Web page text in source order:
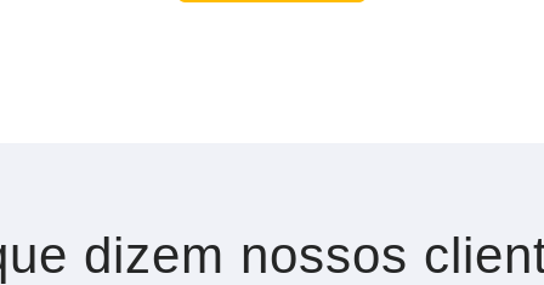
dizem nossos